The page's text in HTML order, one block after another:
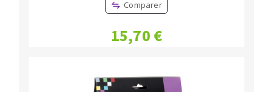
Comparer
15,70 €